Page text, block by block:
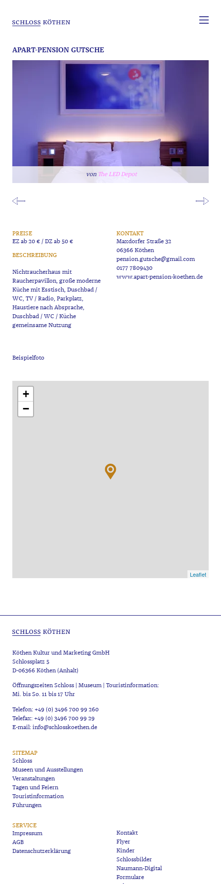
APART-PENSION GUTSCHE
The LED Depot
PREISE
EZ ab 20 € / DZ ab 50 €
BESCHREIBUNG
Nichtraucherhaus mit
Raucherpavillon, große moderne
Küche mit Esstisch, Duschbad /
WC, TV / Radio, Parkplatz,
Haustiere nach Absprache,
Duschbad / WC / Küche
gemeinsame Nutzung
Beispielfoto
KONTAKT
Maxdorfer Straße 32
06366 Köthen
pension.gutsche@gmail.com
0177 7809430
www.apart-pension-koethen.de
+
−
Leaflet
Köthen Kultur und Marketing GmbH
Schlossplatz 5
D-06366 Köthen (Anhalt)
Öffnungszeiten Schloss | Museum | Touristinformation:
Mi. bis So. 11 bis 17 Uhr
Telefon: +49 (0) 3496 700 99 260
Telefax: +49 (0) 3496 700 99 29
E-mail: info@schlosskoethen.de
SITEMAP
Schloss
Museen und Ausstellungen
Veranstaltungen
Tagen und Feiern
Touristinformation
Führungen
SERVICE
Impressum
AGB
Datenschutzerklärung
Kontakt
Flyer
Kinder
Schlossbilder
Naumann-Digital
Formulare